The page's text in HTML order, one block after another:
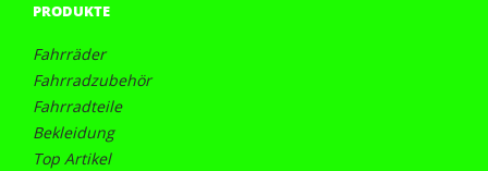
PRODUKTE
Fahrräder
Fahrradzubehör
Fahrradteile
Bekleidung
Top Artikel